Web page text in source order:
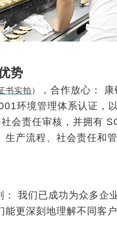
势​​
书实拍 ）
，合作放心：​​
环境管理体系认证​​，
会责任审核，并拥有
生产流程、社会责任和
我们已成功为众多企
更深刻地理解不同客